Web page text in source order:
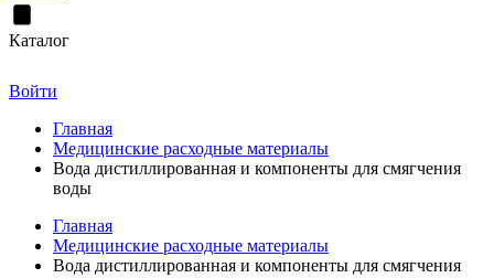
Каталог
Войти
Главная
Медицинские расходные материалы
Вода дистиллированная и компоненты для смягчения
воды
Главная
Медицинские расходные материалы
Вода дистиллированная и компоненты для смягчения